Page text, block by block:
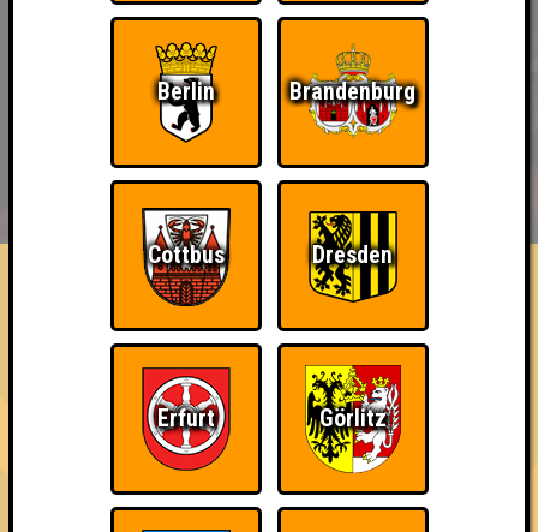
RESERVIERUNG
FAQ ÜBER UNS
Lost frequencies
Errungenschaften
Kleiner Hinweis: bei uns sind Teams, die in einem Stechen
verlieren, trotzdem auf dem 1. Platz - den haben sie sich
schließlich verdient! Entsprechend gibt es für diese auch
Errungenschaften für den 1. Platz.
Berlin Brandenburg
Cottbus Dresden
Erfurt Görlitz